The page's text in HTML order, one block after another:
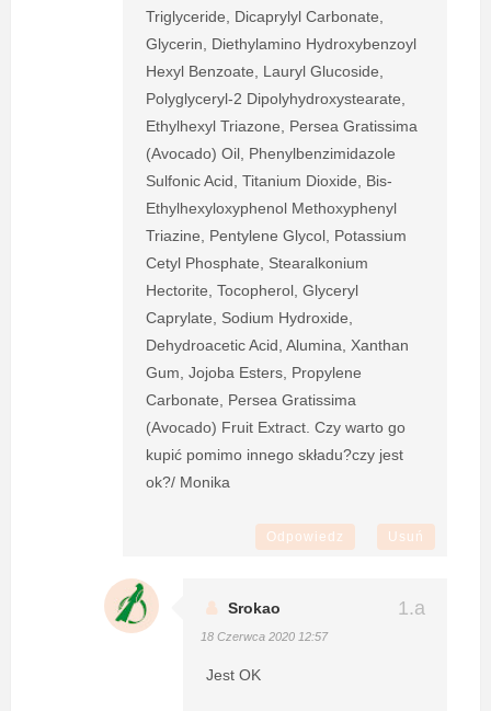
Triglyceride, Dicaprylyl Carbonate,
Glycerin, Diethylamino Hydroxybenzoyl
Hexyl Benzoate, Lauryl Glucoside,
Polyglyceryl-2 Dipolyhydroxystearate,
Ethylhexyl Triazone, Persea Gratissima
(Avocado) Oil, Phenylbenzimidazole
Sulfonic Acid, Titanium Dioxide, Bis-
Ethylhexyloxyphenol Methoxyphenyl
Triazine, Pentylene Glycol, Potassium
Cetyl Phosphate, Stearalkonium
Hectorite, Tocopherol, Glyceryl
Caprylate, Sodium Hydroxide,
Dehydroacetic Acid, Alumina, Xanthan
Gum, Jojoba Esters, Propylene
Carbonate, Persea Gratissima
(Avocado) Fruit Extract. Czy warto go
kupić pomimo innego składu?czy jest
ok?/ Monika
Odpowiedz Usuń
Srokao
18 Czerwca 2020 12:57
Jest OK